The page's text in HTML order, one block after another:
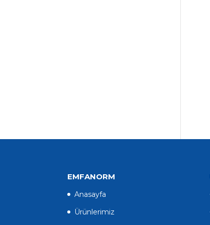
EMFANORM
Anasayfa
Ürünlerimiz